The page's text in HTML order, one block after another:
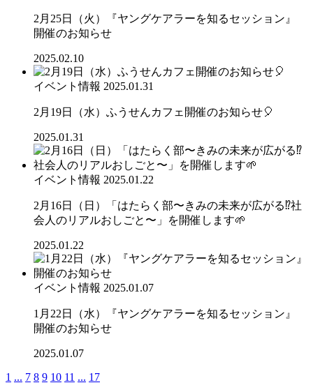
2月25日（火）『ヤングケアラーを知るセッション』
開催のお知らせ
2025.02.10
イベント情報 2025.01.31
2月19日（水）ふうせんカフェ開催のお知らせ🎈
2025.01.31
イベント情報 2025.01.22
2月16日（日）「はたらく部〜きみの未来が広がる⁉︎社
会人のリアルおしごと〜」を開催します🌱
2025.01.22
イベント情報 2025.01.07
1月22日（水）『ヤングケアラーを知るセッション』
開催のお知らせ
2025.01.07
1 ... 7 8 9 10 11 ... 17